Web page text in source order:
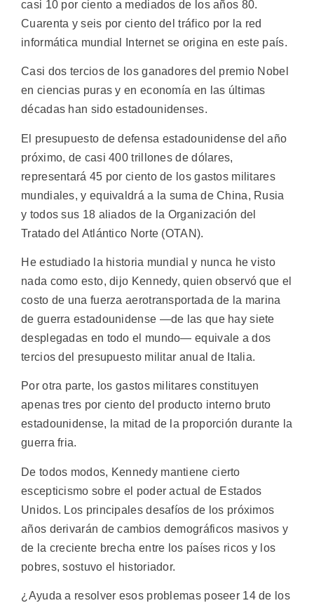
casi 10 por ciento a mediados de los años 80.
Cuarenta y seis por ciento del tráfico por la red
informática mundial Internet se origina en este país.
Casi dos tercios de los ganadores del premio Nobel
en ciencias puras y en economía en las últimas
décadas han sido estadounidenses.
El presupuesto de defensa estadounidense del año
próximo, de casi 400 trillones de dólares,
representará 45 por ciento de los gastos militares
mundiales, y equivaldrá a la suma de China, Rusia
y todos sus 18 aliados de la Organización del
Tratado del Atlántico Norte (OTAN).
He estudiado la historia mundial y nunca he visto
nada como esto, dijo Kennedy, quien observó que el
costo de una fuerza aerotransportada de la marina
de guerra estadounidense —de las que hay siete
desplegadas en todo el mundo— equivale a dos
tercios del presupuesto militar anual de Italia.
Por otra parte, los gastos militares constituyen
apenas tres por ciento del producto interno bruto
estadounidense, la mitad de la proporción durante la
guerra fria.
De todos modos, Kennedy mantiene cierto
escepticismo sobre el poder actual de Estados
Unidos. Los principales desafíos de los próximos
años derivarán de cambios demográficos masivos y
de la creciente brecha entre los países ricos y los
pobres, sostuvo el historiador.
¿Ayuda a resolver esos problemas poseer 14 de los